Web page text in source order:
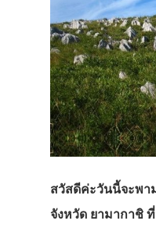
สวัสดีค่ะวันนี้จะพา
จังหวัด ยามากาชิ